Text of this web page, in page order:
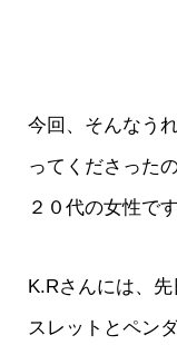
今回、そんなう
ってくださった
２０代の女性です
K.Rさんには、
スレットとペン